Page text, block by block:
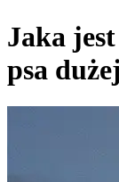
Jaka
psa